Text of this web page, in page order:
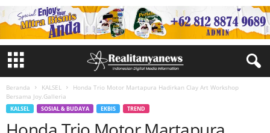
Beranda KALSEL
Honda Trio Motor Martapura Hadirkan Clay Art Workshop
Bersama Joy.Galleria
KALSEL SOSIAL & BUDAYA EKBIS TREND